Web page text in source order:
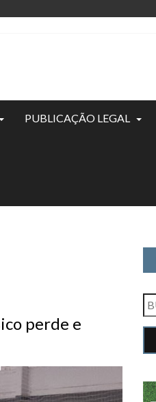
PUBLICAÇÃO LEGAL
perde e